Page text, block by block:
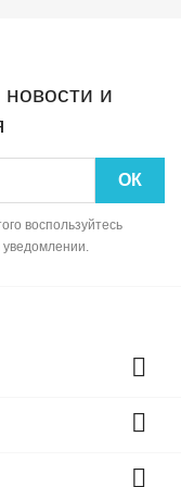
и
воспользуйтесь


